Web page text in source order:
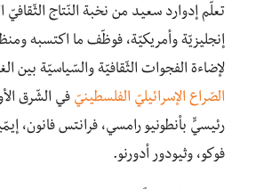
تعلّم إدوارد سعيد من نخبة النّتاج
إنجليزيّة وأمريكيّة، فوظّف ما اكتسبه
لإضاءة الفجوات الثّقافيّة والسّياسيّة بين
الصّراع الإسرائيليّ الفلسطينيّ في الشّرق
رئيسيٍّ بأنطونيو رامسي، فرانتس فانون،
فوكو، وثيودور أدورنو.